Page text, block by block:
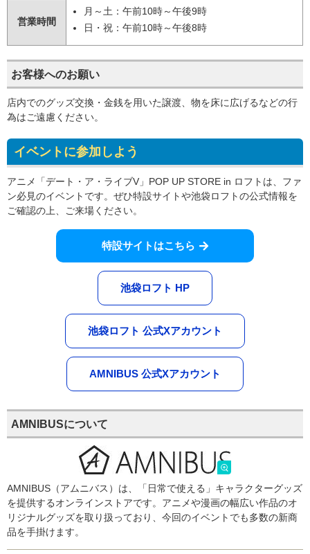
営業時間
月～土：午前10時～午後9時
日・祝：午前10時～午後8時
お客様へのお願い
店内でのグッズ交換・金銭を用いた譲渡、物を床に広げるなどの行
為はご遠慮ください。
イベントに参加しよう
アニメ「デート・ア・ライブV」POP UP STORE in ロフトは、ファ
ン必見のイベントです。ぜひ特設サイトや池袋ロフトの公式情報を
ご確認の上、ご来場ください。
特設サイトはこちら
池袋ロフト HP
池袋ロフト 公式Xアカウント
AMNIBUS 公式Xアカウント
AMNIBUSについて
AMNIBUS（アムニバス）は、「日常で使える」キャラクターグッズ
を提供するオンラインストアです。アニメや漫画の幅広い作品のオ
リジナルグッズを取り扱っており、今回のイベントでも多数の新商
品を手掛けます。